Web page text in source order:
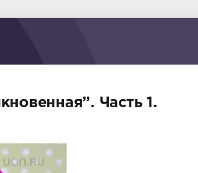
Часть 1.